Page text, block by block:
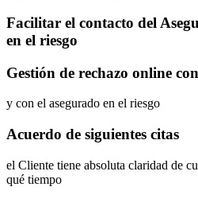
Facilitar el contacto del
en el riesgo
Gestión de rechazo online
y con el asegurado en el riesgo
Acuerdo de siguientes citas
el Cliente tiene absoluta claridad de
qué tiempo